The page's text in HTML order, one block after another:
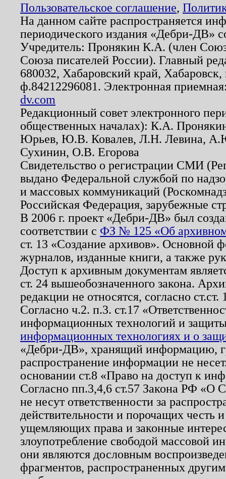
Пользовательское соглашение,
На данном сайте распространяется
периодического издания «Дебри-ДВ»
Учредитель: Пронякин К.А. (член
Союза писателей России). Главный
680032, Хабаровский край,
ф.84212296081. Электронная
dv.com
Редакционный совет электронного
общественных началах): К.А.
Юрьев, Ю.В. Ковалев, Л.Н. Левина,
Сухинин, О.В. Егорова
Свидетельство о регистрации СМИ
выдано Федеральной службой по
и массовых коммуникаций
Российская Федерация, зарубежные
В 2006 г. проект «Дебри-ДВ» был
соответствии с ФЗ № 125 «Об
ст. 13 «Создание архивов». Основной
журналов, изданные книги, а также
Доступ к архивным документам
ст. 24 вышеобозначенного закона.
редакции не относятся, согласно
Согласно ч.2. п.3. ст.17
информационных технологий и
информационных технологиях и о
«Дебри-ДВ», хранящий информацию,
распространение информации не
основании ст.8 «Право на доступ к
Согласно пп.3,4,6 ст.57 Закона РФ «О
не несут ответственности за
действительности и порочащих честь
ущемляющих права и законные
злоупотребление свободой массовой
они являются дословным
фрагментов, распространенных